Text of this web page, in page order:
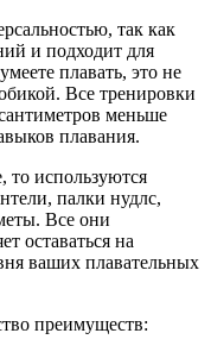
так как
и подходит для
плавать, это не
Все тренировки
меньше
плавания.
то используются
палки нудлс,
Все они
оставаться на
ваших плавательных
преимуществ: